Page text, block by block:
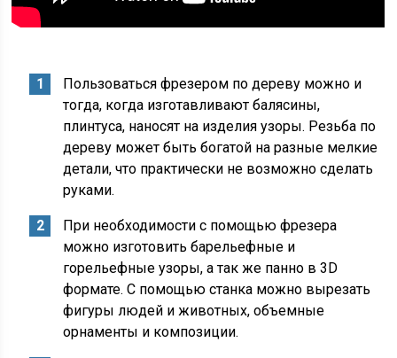
Пользоваться фрезером по дереву можно и
тогда, когда изготавливают балясины,
плинтуса, наносят на изделия узоры. Резьба по
дереву может быть богатой на разные мелкие
детали, что практически не возможно сделать
руками.
При необходимости с помощью фрезера
можно изготовить барельефные и
горельефные узоры, а так же панно в 3D
формате. С помощью станка можно вырезать
фигуры людей и животных, объемные
орнаменты и композиции.